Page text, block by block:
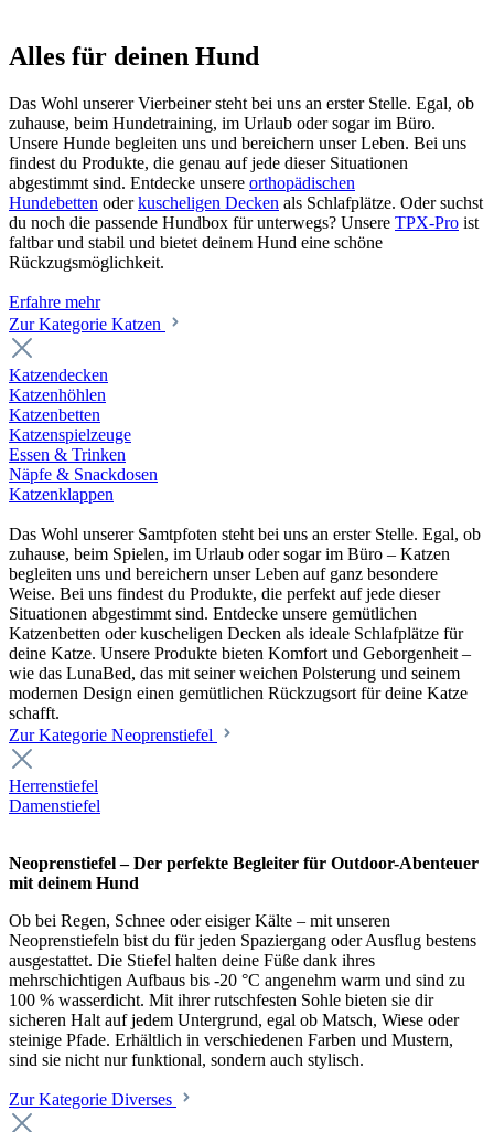
Alles für deinen Hund
Das Wohl unserer Vierbeiner steht bei uns an erster Stelle. Egal, ob
zuhause, beim Hundetraining, im Urlaub oder sogar im Büro.
Unsere Hunde begleiten uns und bereichern unser Leben. Bei uns
findest du Produkte, die genau auf jede dieser Situationen
abgestimmt sind. Entdecke unsere orthopädischen
Hundebetten oderkuscheligen Decken als Schlafplätze. Oder suchst
du noch die passende Hundbox für unterwegs? Unsere TPX-Pro ist
faltbar und stabil und bietet deinem Hund eine schöne
Rückzugsmöglichkeit.
Erfahre mehr
Zur Kategorie Katzen
Katzendecken
Katzenhöhlen
Katzenbetten
Katzenspielzeuge
Essen & Trinken
Näpfe & Snackdosen
Katzenklappen
Das Wohl unserer Samtpfoten steht bei uns an erster Stelle. Egal, ob
zuhause, beim Spielen, im Urlaub oder sogar im Büro – Katzen
begleiten uns und bereichern unser Leben auf ganz besondere
Weise. Bei uns findest du Produkte, die perfekt auf jede dieser
Situationen abgestimmt sind. Entdecke unsere gemütlichen
Katzenbetten oder kuscheligen Decken als ideale Schlafplätze für
deine Katze. Unsere Produkte bieten Komfort und Geborgenheit –
wie das LunaBed, das mit seiner weichen Polsterung und seinem
modernen Design einen gemütlichen Rückzugsort für deine Katze
schafft.
Zur Kategorie Neoprenstiefel
Herrenstiefel
Damenstiefel
Neoprenstiefel – Der perfekte Begleiter für Outdoor-Abenteuer
mit deinem Hund
Ob bei Regen, Schnee oder eisiger Kälte – mit unseren
Neoprenstiefeln bist du für jeden Spaziergang oder Ausflug bestens
ausgestattet. Die Stiefel halten deine Füße dank ihres
mehrschichtigen Aufbaus bis -20 °C angenehm warm und sind zu
100 % wasserdicht. Mit ihrer rutschfesten Sohle bieten sie dir
sicheren Halt auf jedem Untergrund, egal ob Matsch, Wiese oder
steinige Pfade. Erhältlich in verschiedenen Farben und Mustern,
sind sie nicht nur funktional, sondern auch stylisch.
Zur Kategorie Diverses